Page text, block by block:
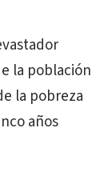
la población
la pobreza
años